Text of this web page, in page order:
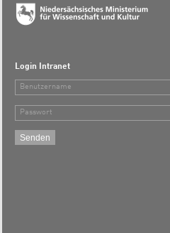
Login Intranet
Benutzername
Passwort